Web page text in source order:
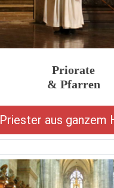
Priorate
& Pfarren
Priester aus ganzem